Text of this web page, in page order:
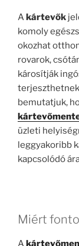
Akártevők
komoly
okozhat
rovarok,
károsítják
bemutatjuk,
üzleti
leggyakoribb
kapcsolódó
Miért
A